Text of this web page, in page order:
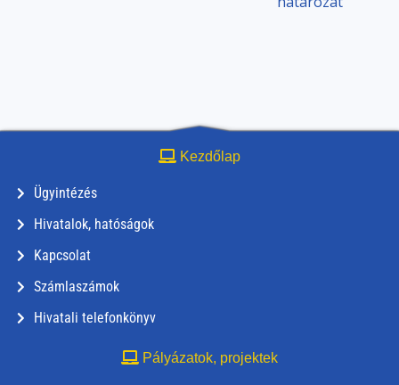
Kezdőlap
Ügyintézés
Hivatalok, hatóságok
Kapcsolat
Számlaszámok
Hivatali telefonkönyv
Pályázatok, projektek